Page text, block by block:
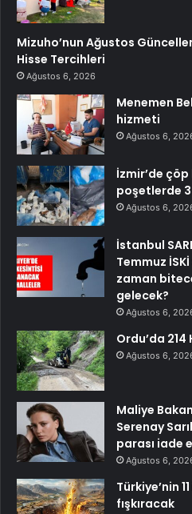
Mizuho’nun Ağustos
Hisse Tercihleri
Ağustos 6, 2026
Menemen
hizmeti
Ağustos 6,
İzmir’de
poşetlerde
Ağustos 6,
İstanbul
Temmuz
zaman
gelecek?
Ağustos 6,
Ordu’da
Ağustos 6,
Maliye
Serenay
parası iade
Ağustos 6,
Türkiye’nin
fışkıracak